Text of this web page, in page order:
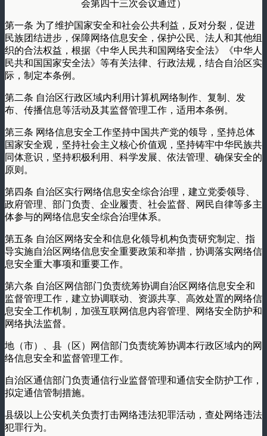
会第四十三次会议通过）
第一条 为了维护国家安全和社会公共利益，反对分裂，促进
民族团结进步，保障网络信息安全，保护公民、法人和其他组
织的合法权益，根据《中华人民共和国网络安全法》《中华人
民共和国国家安全法》等有关法律、行政法规，结合自治区实
际，制定本条例。
第二条 自治区行政区域内利用计算机网络制作、复制、发
布、传播信息等活动及其监督管理工作，适用本条例。
第三条 网络信息安全工作坚持中国共产党的领导，坚持总体
国家安全观，坚持社会主义核心价值观，坚持铸牢中华民族共
同体意识，坚持积极利用、科学发展、依法管理、确保安全的
原则。
第四条 自治区实行网络信息安全综合治理，建立党委领导、
政府管理、部门负责、企业履责、社会监督、网民自律等多主
体参与的网络信息安全综合治理体系。
第五条 自治区网络安全和信息化领导机构负责研究制定、指
导实施自治区网络信息安全重要政策和举措，协调落实网络信
息安全重大事项和重要工作。
第六条 自治区网信部门负责统筹协调自治区网络信息安全和
监督管理工作，建立协调联动、资源共享、高效处置的网络信
息安全工作机制，加强互联网信息内容管理、网络安全防护和
网络执法监督。
地（市）、县（区）网信部门负责统筹协调本行政区域内的网
络信息安全和监督管理工作。
自治区通信部门负责通信行业监督管理和通信安全防护工作，
拟定通信管制措施。
县级以上公安机关负责打击网络违法犯罪活动，查处网络违法
犯罪行为。